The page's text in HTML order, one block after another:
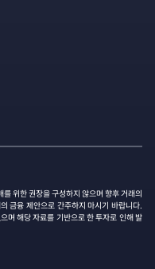
위한 권장을 구성하지 않으며 향후 거래의
금융 제안으로 간주하지 마시기 바랍니다.
며 해당 자료를 기반으로 한 투자로 인해 발